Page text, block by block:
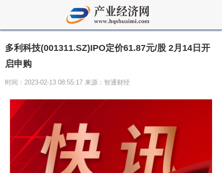
多利科技(001311.SZ)IPO定价61.87元/股 2月14日开
启申购
时间：2023-02-13 08:55:17 来源：智通财经